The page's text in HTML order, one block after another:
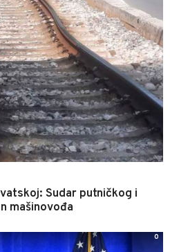
Sudar putničkog i
mašinovođa
0